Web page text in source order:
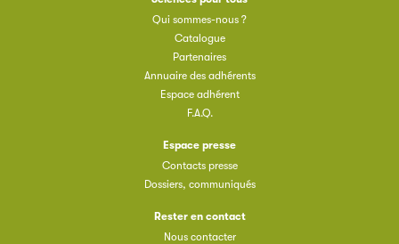
Qui sommes-nous ?
Catalogue
Partenaires
Annuaire des adhérents
Espace adhérent
F.A.Q.
Espace presse
Contacts presse
Dossiers, communiqués
Rester en contact
Nous contacter
ouvrages grâce à Filéas.